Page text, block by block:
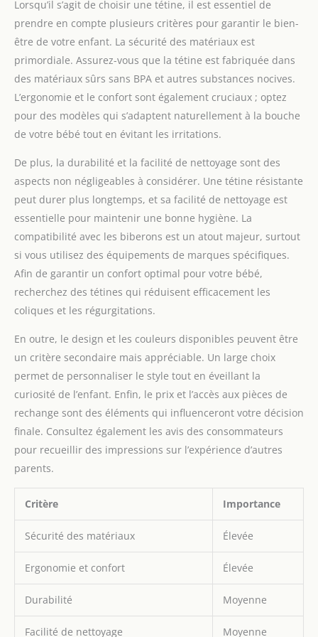
bébé à s'endormir² Plus écologiques : vous prenez soin de
votre bébé tout en préservant la planète. La gamme ultra
Philips Avent se compose de sucettes et d'étuis de
stérilisation fabriqués à 80 % à partir de matières d'origine
stérilisateur, pour des sucettes toujours prêtes à l'emploi :
et profitez d'une stérilisation efficace qui génère jusqu'à 50 %
d'émissions de CO2 en moins³ Le kit comprend : 2 sucettes
ultra air nuit Philips Avent pour bébés âgés de 18 mois et
plus, 1 étui de stérilisation et de transport
Lorsqu’il s’agit de choisir une tétine, il est essentiel de
prendre en compte plusieurs critères pour garantir le bien-
être de votre enfant. La sécurité des matériaux est
primordiale. Assurez-vous que la tétine est fabriquée dans
des matériaux sûrs sans BPA et autres substances nocives.
L’ergonomie et le confort sont également cruciaux ; optez
pour des modèles qui s’adaptent naturellement à la bouche
de votre bébé tout en évitant les irritations.
De plus, la durabilité et la facilité de nettoyage sont des
aspects non négligeables à considérer. Une tétine résistante
peut durer plus longtemps, et sa facilité de nettoyage est
essentielle pour maintenir une bonne hygiène. La
compatibilité avec les biberons est un atout majeur, surtout
si vous utilisez des équipements de marques spécifiques.
Afin de garantir un confort optimal pour votre bébé,
recherchez des tétines qui réduisent efficacement les
coliques et les régurgitations.
En outre, le design et les couleurs disponibles peuvent être
un critère secondaire mais appréciable. Un large choix
permet de personnaliser le style tout en éveillant la
curiosité de l’enfant. Enfin, le prix et l’accès aux pièces de
rechange sont des éléments qui influenceront votre décision
finale. Consultez également les avis des consommateurs
pour recueillir des impressions sur l’expérience d’autres
parents.
Critère Importance
Sécurité des matériaux Élevée
Ergonomie et confort Élevée
Durabilité Moyenne
Facilité de nettoyage Moyenne